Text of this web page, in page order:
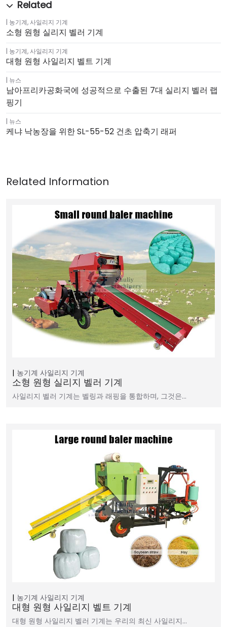
농기계, 사일리지 기계
소형 원형 실리지 벨러 기계
농기계, 사일리지 기계
대형 원형 사일리지 벨트 기계
뉴스
남아프리카공화국에 성공적으로 수출된 7대 실리지 벨러 랩
핑기
뉴스
케냐 낙농장을 위한 SL-55-52 건초 압축기 래퍼
농기계 사일리지 기계
소형 원형 실리지 벨러 기계
사일리지 벨러 기계는 벨링과 래핑을 통합하며, 그것은…
농기계 사일리지 기계
대형 원형 사일리지 벨트 기계
대형 원형 사일리지 벨러 기계는 우리의 최신 사일리지…